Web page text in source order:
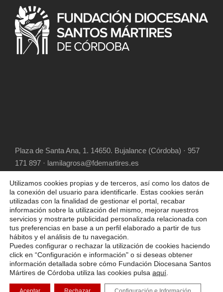
Plaza de Santa Ana, 1. 14650. Bujalance (Córdoba) · 957
171 897 · lamilagrosa@fdemartires.es
COPYRIGHT 2025 FUNDACIÓN DIOCESANA
SANTOS MÁRTIRES, ALL RIGHT RESERVED
POLÍTICA DE COOKIES AVISO LEGAL
POLÍTICA DE PRIVACIDAD
Utilizamos cookies propias y de terceros, así como los datos de
la conexión del usuario para identificarle. Estas cookies serán
utilizadas con la finalidad de gestionar el portal, recabar
información sobre la utilización del mismo, mejorar nuestros
servicios y mostrarte publicidad personalizada relacionada con
tus preferencias en base a un perfil elaborado a partir de tus
hábitos y el análisis de tu navegación.
Puedes configurar o rechazar la utilización de cookies haciendo
click en “Configuración e información" o si deseas obtener
información detallada sobre cómo Fundación Diocesana Santos
Mártires de Córdoba utiliza las cookies pulsa aquí